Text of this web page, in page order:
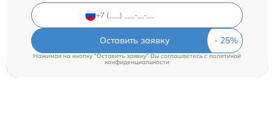
Оставить заявку
Нажимая на кнопку "Оставить заявку" Вы соглашаетесь cполитикой
конфиденциальности